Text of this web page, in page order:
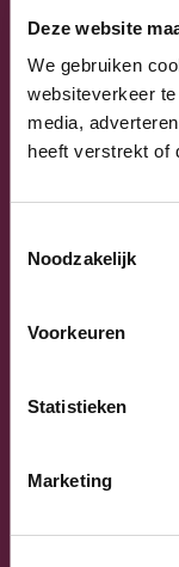
Deze website
We gebruiken
websiteverkeer
media,
heeft verstrekt of
Noodzakelijk
Voorkeuren
Statistieken
Marketing
Occasions
Service &
Algemeen
Algemene
© 2026 Burnex